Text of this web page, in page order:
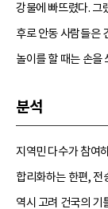
강물에 빠뜨렸다. 그
후로 안동 사람들은
놀이를 할 때는 손을
분석
지역민 다수가 참여
합리화하는 한편, 전
역시 고려 건국의 기